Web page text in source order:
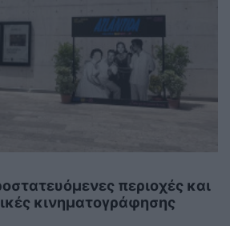
περιοχές και
κινηματογράφησης